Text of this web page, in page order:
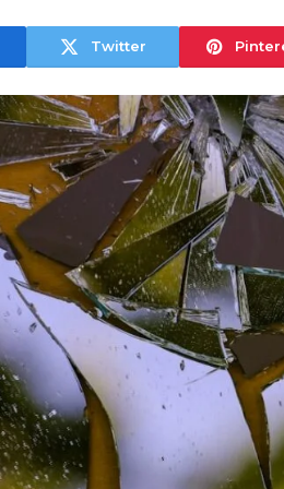
Twitter